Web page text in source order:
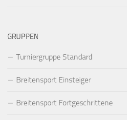
GRUPPEN
Turniergruppe Standard
Breitensport Einsteiger
Breitensport Fortgeschrittene